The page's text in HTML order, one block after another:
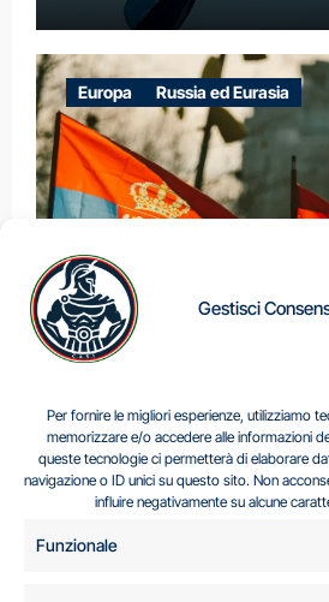
Gestisci
Per fornire le migliori esperienze, utilizziamo
memorizzare e/o accedere alle informazioni
queste tecnologie ci permetterà di elaborare
navigazione o ID unici su questo sito. Non
influire negativamente su alcune
Funzionale
Europa Russia ed Eurasia
Centro Analisi e Studi Italus ©